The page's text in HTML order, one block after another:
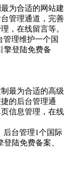
为合适的网站建
管理通道，完善
，在线留言等。
管理维护一个国
擎登陆免费备
最为合适的高级
的后台管理通
信息管理，在线
后台管理1个国际
陆免费备案、